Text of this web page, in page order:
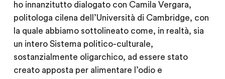
ho innanzitutto dialogato con Camila Vergara,
politologa cilena dell’Università di Cambridge, con
la quale abbiamo sottolineato come, in realtà, sia
un intero Sistema politico-culturale,
sostanzialmente oligarchico, ad essere stato
creato apposta per alimentare l’odio e